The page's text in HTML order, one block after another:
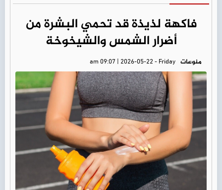
فاكهة لذيذة قد تحمي البشرة من
أضرار الشمس والشيخوخة
منوعات am 09:07 | 2026-05-22 - Friday